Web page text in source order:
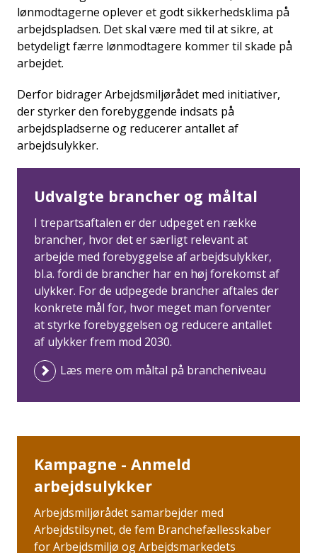
i
d
e
n
lønmodtagerne oplever et godt sikkerhedsklima på
arbejdspladsen. Det skal være med til at sikre, at
betydeligt færre lønmodtagere kommer til skade på
arbejdet.
Derfor bidrager Arbejdsmiljørådet med initiativer,
der styrker den forebyggende indsats på
arbejdspladserne og reducerer antallet af
arbejdsulykker.
Udvalgte brancher og måltal
I trepartsaftalen er der udpeget en række
brancher, hvor det er særligt relevant at
arbejde med forebyggelse af arbejdsulykker,
bl.a. fordi de brancher har en høj forekomst af
ulykker. For de udpegede brancher aftales der
konkrete mål for, hvor meget man forventer
at styrke forebyggelsen og reducere antallet
af ulykker frem mod 2030.
Læs mere om måltal på brancheniveau
Kampagne - Anmeld
arbejdsulykker
Arbejdsmiljørådet samarbejder med
Arbejdstilsynet, de fem Branchefællesskaber
for Arbejdsmiljø og Arbejdsmarkedets